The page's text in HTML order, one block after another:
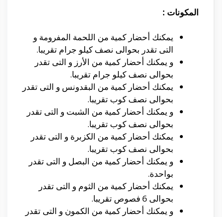
المكونات :
يمكنك أحضار كمية من اللحمة المفرومة و
التى تقدر بحوالى نصف كيلو جرام تقريبا.
و يمكنك أحضار كمية من الأرز و التى تقدر
بحوالى نصف كيلو جرام تقريبا.
يمكنك أحضار كمية من البقدونس و التى تقدر
بحوالى نصف كوب تقريبا.
و يمكنك أحضار كمية من الشبت و التى تقدر
بحوالى نصف كوب تقريبا.
يمكنك أحضار كمية من الكزبرة و التى تقدر
بحوالى نصف كوب تقريبا.
و يمكنك أحضار كمية من البصل و التى تقدر
بواحدة.
يمكنك أحضار كمية من الثوم و التى تقدر
بحوالى 6 فصوص تقريبا.
و يمكنك أحضار كمية من الكمون و التى تقدر